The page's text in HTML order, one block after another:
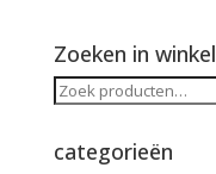
Zoeken in winkel
Zoeken
categorieën